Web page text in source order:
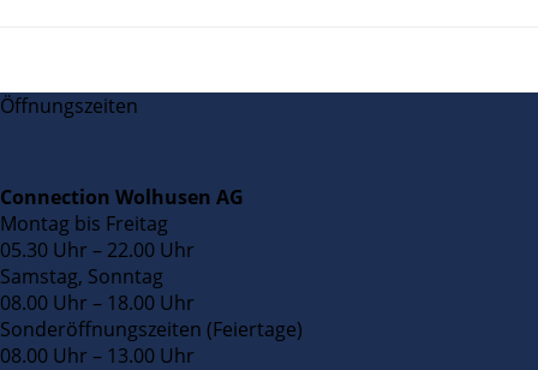
Öffnungszeiten
Connection Wolhusen AG
Montag bis Freitag
05.30 Uhr – 22.00 Uhr
Samstag, Sonntag
08.00 Uhr – 18.00 Uhr
Sonderöffnungszeiten (Feiertage)
08.00 Uhr – 13.00 Uhr